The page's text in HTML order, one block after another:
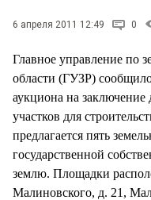
СТИЛЬ ЖИЗНИ
6 апреля 2011 12:49 0
Главное управление по
области (ГУЗР)
аукциона на
участков для
предлагается пять
государственной
землю. Площадки
Малиновского, д. 21,